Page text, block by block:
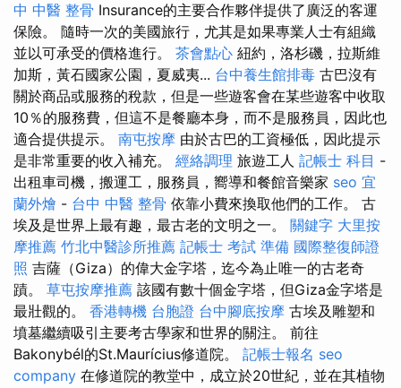
中 中醫 整骨 Insurance的主要合作夥伴提供了廣泛的客運
保險。 隨時一次的美國旅行，尤其是如果專業人士有組織
並以可承受的價格進行。 茶會點心 紐約，洛杉磯，拉斯維
加斯，黃石國家公園，夏威夷... 台中養生館排毒 古巴沒有
關於商品或服務的稅款，但是一些遊客會在某些遊客中收取
10％的服務費，但這不是餐廳本身，而不是服務員，因此也
適合提供提示。 南屯按摩 由於古巴的工資極低，因此提示
是非常重要的收入補充。 經絡調理 旅遊工人 記帳士 科目 -
出租車司機，搬運工，服務員，嚮導和餐館音樂家 seo 宜
蘭外燴 - 台中 中醫 整骨 依靠小費來換取他們的工作。 古
埃及是世界上最有趣，最古老的文明之一。 關鍵字 大里按
摩推薦 竹北中醫診所推薦 記帳士 考試 準備 國際整復師證
照 吉薩（Giza）的偉大金字塔，迄今為止唯一的古老奇
蹟。 草屯按摩推薦 該國有數十個金字塔，但Giza金字塔是
最壯觀的。 香港轉機 台胞證 台中腳底按摩 古埃及雕塑和
墳墓繼續吸引主要考古學家和世界的關注。 前往
Bakonybél的St.Maurícius修道院。 記帳士報名 seo
company 在修道院的教堂中，成立於20世紀，並在其植物